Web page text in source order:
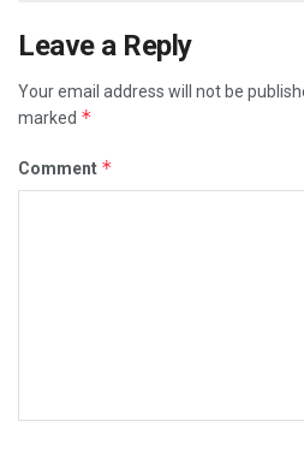
Leave a Reply
Your email address will not be
marked *
Comment *